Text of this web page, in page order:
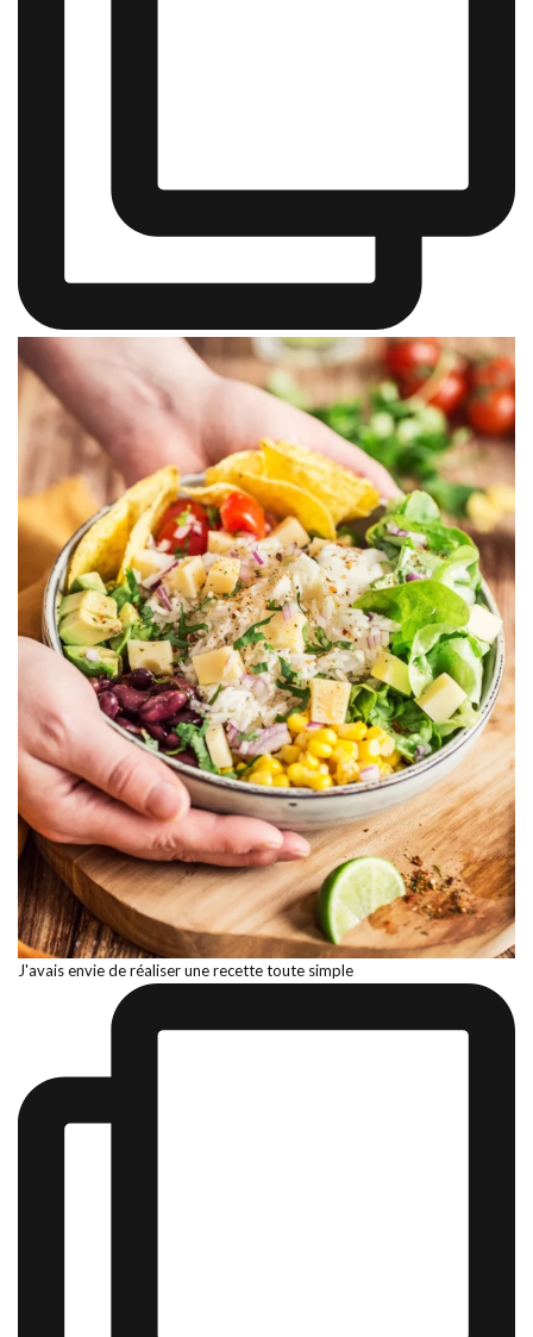
J'avais envie de réaliser une recette toute simple